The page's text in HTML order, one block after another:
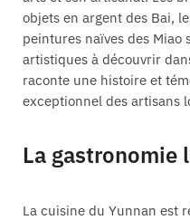
objets en argent des Bai,
peintures naïves des Miao
artistiques à découvrir
raconte une histoire et
exceptionnel des artisans
La gastronomie
La cuisine du Yunnan est